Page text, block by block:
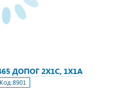
ДОПОГ 2Х1С, 1Х1А
Код:8901